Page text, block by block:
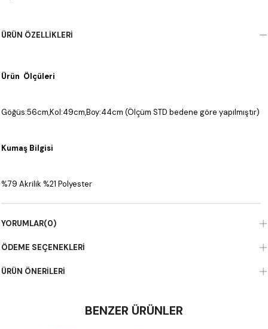
ÜRÜN ÖZELLIKLERI
Ürün Ölçüleri
Göğüs:56cm,Kol:49cm,Boy:44cm (Ölçüm STD bedene göre yapılmıştır)
Kumaş Bilgisi
%79 Akrilik %21 Polyester
YORUMLAR(0)
ÖDEME SEÇENEKLERI
ÜRÜN ÖNERILERI
BENZER ÜRÜNLER